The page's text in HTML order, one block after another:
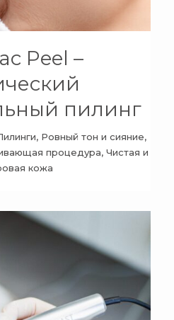
Peel –
пилинг
Ровный тон и сияние,
процедура, Чистая и
кожа